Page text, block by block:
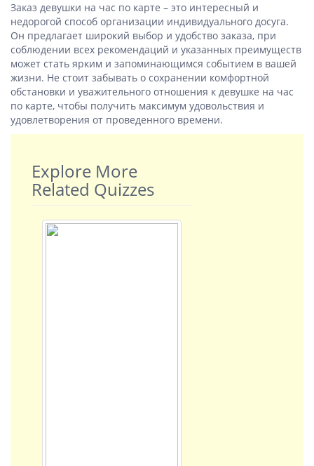
Заказ девушки на час по карте – это интересный и
недорогой способ организации индивидуального досуга.
Он предлагает широкий выбор и удобство заказа, при
соблюдении всех рекомендаций и указанных преимуществ
может стать ярким и запоминающимся событием в вашей
жизни. Не стоит забывать о сохранении комфортной
обстановки и уважительного отношения к девушке на час
по карте, чтобы получить максимум удовольствия и
удовлетворения от проведенного времени.
Explore More
Related Quizzes